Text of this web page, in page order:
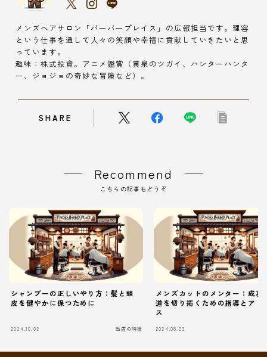
メンズヘアサロン「バーバープレイス」の広報担当です。理容
という仕事を通して人々の笑顔や幸福に貢献していきたいと思
っています。
趣味：株式投資。アニメ鑑賞（黄泉のツガイ、ハンターハンタ
ー、ジョジョの奇妙な冒険など）。
SHARE
Recommend
こちらの記事もどうぞ
シャンプーの正しいやり方：髪と頭
皮を健やかに保つために
2024.10.02 当店の特徴
メンズカットのメンター：成功
道を切り拓くための指導とアド
ス
2024.08.03